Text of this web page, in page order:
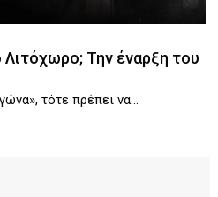
Λιτόχωρο; Την έναρξη του
τότε πρέπει να...